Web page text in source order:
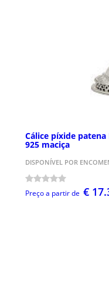
Cálice píxide
925 maciça
DISPONÍVEL POR
Preço a partir de €